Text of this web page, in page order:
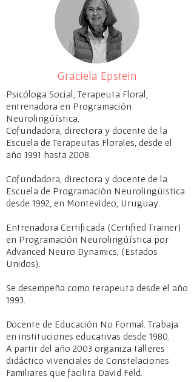
Graciela Epstein
Psicóloga Social, Terapeuta Floral,
entrenadora en Programación
Neurolingúística.
Cofundadora, directora y docente de la
Escuela de Terapeutas Florales, desde el
año 1991 hasta 2008.
Cofundadora, directora y docente de la
Escuela de Programación Neurolingüistica
desde 1992, en Montevideo, Uruguay.
Entrenadora Certificada (Certified Trainer)
en Programación Neurolingúística por
Advanced Neuro Dynamics, (Estados
Unidos).
Se desempeña como terapeuta desde el año
1993.
Docente de Educación No Formal. Trabaja
en instituciones educativas desde 1980.
A partir del año 2003 organiza talleres
didáctico vivenciales de Constelaciones
Familiares que facilita David Feld.